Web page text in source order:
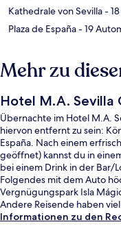
Kathedrale von Sevilla-
Plaza de España- 19
Mehr zu
Hotel M.A. Sevilla
Übernachte im Hotel M.A.
hiervon entfernt zu sein:
España. Nach einem
geöffnet) kannst du in
bei einem Drink in der Bar/
Folgendes mit dem Auto
Vergnügungspark Isla
Andere Reisende haben
berichten.
Informationen zu den